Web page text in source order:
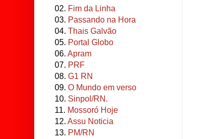
02. Fim da Linha
03. Passando na Hora
04. Thais Galvão
05. Portal Globo
06. Apram
07. PRF
08. G1 RN
09. O Mundo em verso
10. Sinpol/RN.
11. Mossoró Hoje
12. Assu Noticia
13. PM/RN